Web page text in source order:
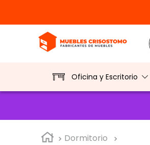
Oficina y Escritorio
Dormitorio